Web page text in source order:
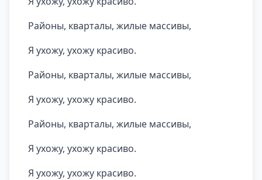
Районы, кварталы, жилые массивы,
Я ухожу, ухожу красиво.
Районы, кварталы, жилые массивы,
Я ухожу, ухожу красиво.
Районы, кварталы, жилые массивы,
Я ухожу, ухожу красиво.
Я ухожу, ухожу красиво.